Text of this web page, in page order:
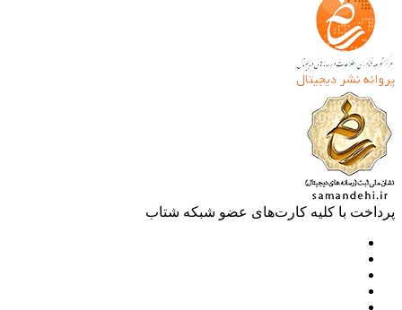
با کلیه کارت‌های عضو شبکه شتاب